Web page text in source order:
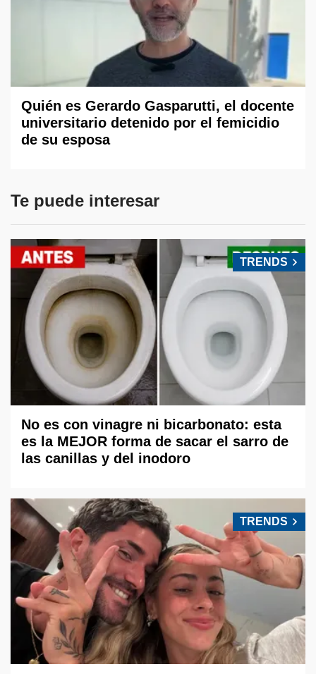
Quién es Gerardo Gasparutti, el docente
universitario detenido por el femicidio
de su esposa
Te puede interesar
TRENDS
No es con vinagre ni bicarbonato: esta
es la MEJOR forma de sacar el sarro de
las canillas y del inodoro
TRENDS